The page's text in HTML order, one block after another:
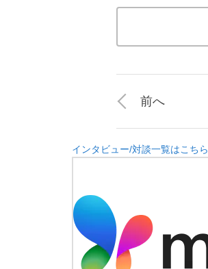
前へ
インタビュー/対談一覧はこちら